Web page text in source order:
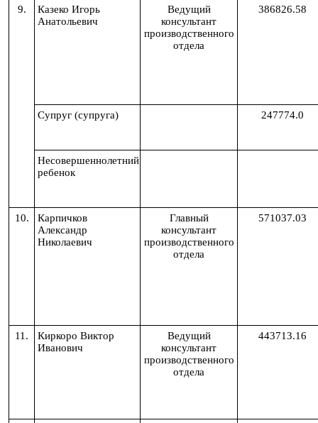
9.
Казеко Игорь
Анатольевич
Ведущий
консультант
производственного
отдела
386826.58
Супруг (супруга) 247774.0
Несовершеннолетний
ребенок
10.
Карпичков
Александр
Николаевич
Главный
консультант
производственного
отдела
571037.03
11.
Киркоро Виктор
Иванович
Ведущий
консультант
производственного
отдела
443713.16